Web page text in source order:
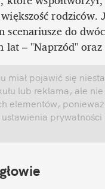
rodziców.
scenariusze do
– "Naprzód" oraz
miał pojawić się
lub reklama, ale
elementów,
prywatności